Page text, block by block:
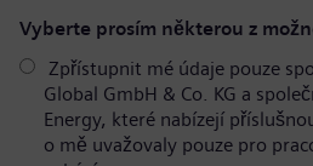
Vyberte prosím některou z
Zpřístupnit mé údaje pouze
Global GmbH & Co. KG a
Energy, které nabízejí
o mě uvažovaly pouze pro